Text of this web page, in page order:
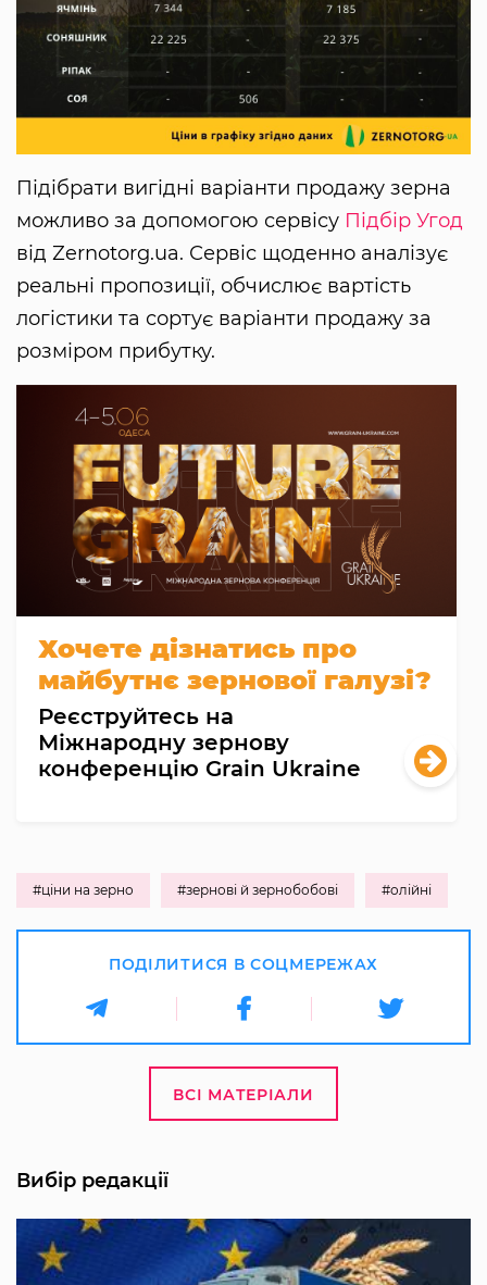
Підібрати вигідні варіанти продажу зерна
можливо за допомогою сервісу Підбір Угод
від Zernotorg.ua. Сервіс щоденно аналізує
реальні пропозиції, обчислює вартість
логістики та сортує варіанти продажу за
розміром прибутку.
Хочете дізнатись про
майбутнє зернової галузі?
Реєструйтесь на
Міжнародну зернову
конференцію Grain Ukraine
#ціни на зерно #зернові й зернобобові #олійні
ПОДІЛИТИСЯ В СОЦМЕРЕЖАХ
ВСІ МАТЕРІАЛИ
Вибір редакції